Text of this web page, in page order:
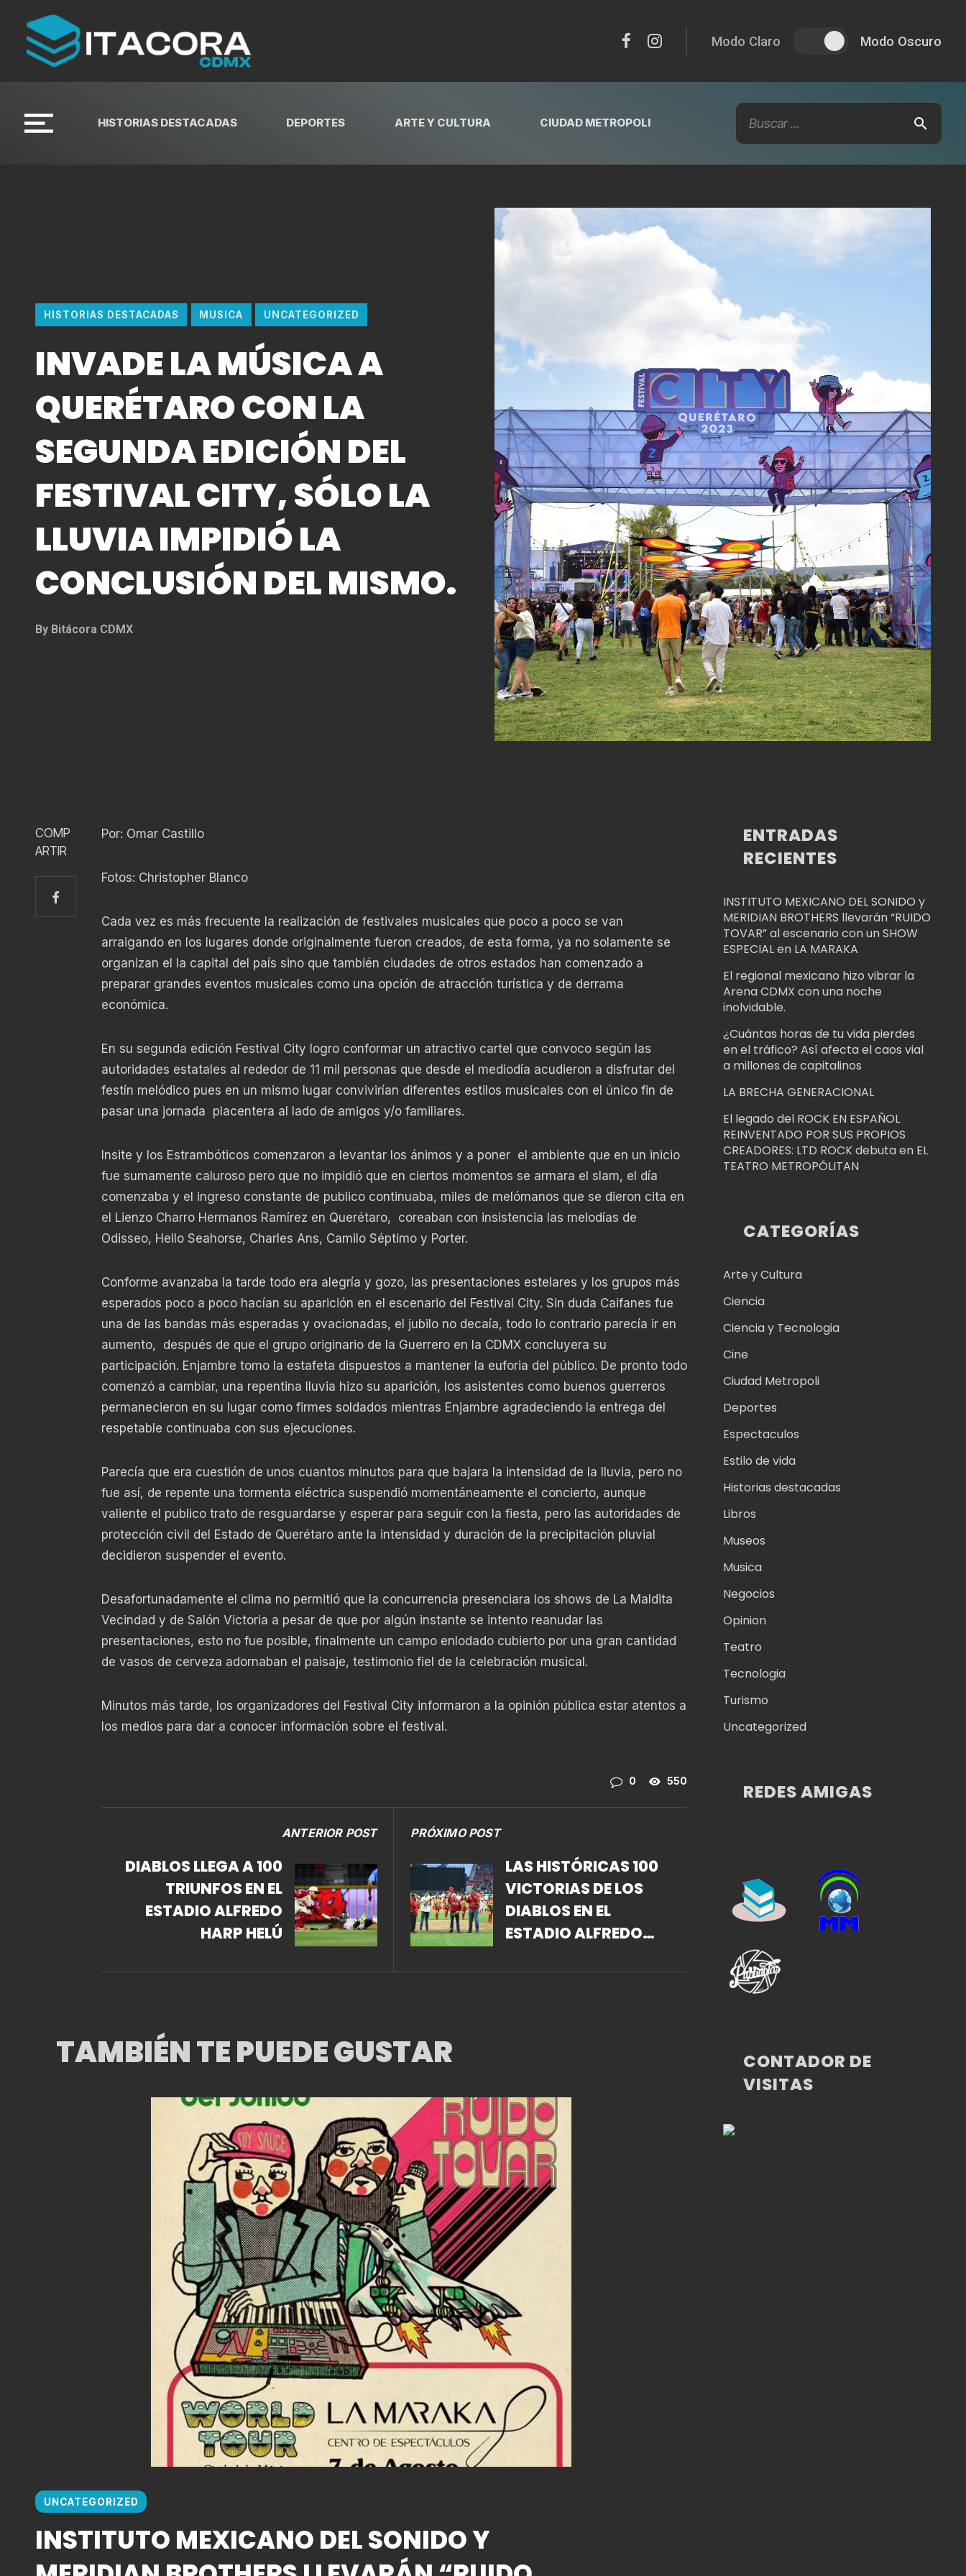
Modo Claro Modo Oscuro
HISTORIAS DESTACADAS DEPORTES ARTE Y CULTURA CIUDAD METROPOLI
HISTORIAS DESTACADAS MUSICA UNCATEGORIZED
INVADE LA MÚSICA A
QUERÉTARO CON LA
SEGUNDA EDICIÓN DEL
FESTIVAL CITY, SÓLO LA
LLUVIA IMPIDIÓ LA
CONCLUSIÓN DEL MISMO.
By Bitácora CDMX
COMP
ARTIR
Por: Omar Castillo
Fotos: Christopher Blanco
Cada vez es más frecuente la realización de festivales musicales que poco a poco se van
arraigando en los lugares donde originalmente fueron creados, de esta forma, ya no solamente se
organizan el la capital del país sino que también ciudades de otros estados han comenzado a
preparar grandes eventos musicales como una opción de atracción turística y de derrama
económica.
En su segunda edición Festival City logro conformar un atractivo cartel que convoco según las
autoridades estatales al rededor de 11 mil personas que desde el mediodía acudieron a disfrutar del
festín melódico pues en un mismo lugar convivirían diferentes estilos musicales con el único fin de
pasar una jornada placentera al lado de amigos y/o familiares.
Insite y los Estrambóticos comenzaron a levantar los ánimos y a poner el ambiente que en un inicio
fue sumamente caluroso pero que no impidió que en ciertos momentos se armara el slam, el día
comenzaba y el ingreso constante de publico continuaba, miles de melómanos que se dieron cita en
el Lienzo Charro Hermanos Ramírez en Querétaro, coreaban con insistencia las melodías de
Odisseo, Hello Seahorse, Charles Ans, Camilo Séptimo y Porter.
Conforme avanzaba la tarde todo era alegría y gozo, las presentaciones estelares y los grupos más
esperados poco a poco hacían su aparición en el escenario del Festival City. Sin duda Caifanes fue
una de las bandas más esperadas y ovacionadas, el jubilo no decaía, todo lo contrario parecía ir en
aumento, después de que el grupo originario de la Guerrero en la CDMX concluyera su
participación. Enjambre tomo la estafeta dispuestos a mantener la euforia del público. De pronto todo
comenzó a cambiar, una repentina lluvia hizo su aparición, los asistentes como buenos guerreros
permanecieron en su lugar como firmes soldados mientras Enjambre agradeciendo la entrega del
respetable continuaba con sus ejecuciones.
Parecía que era cuestión de unos cuantos minutos para que bajara la intensidad de la lluvia, pero no
fue así, de repente una tormenta eléctrica suspendió momentáneamente el concierto, aunque
valiente el publico trato de resguardarse y esperar para seguir con la fiesta, pero las autoridades de
protección civil del Estado de Querétaro ante la intensidad y duración de la precipitación pluvial
decidieron suspender el evento.
Desafortunadamente el clima no permitió que la concurrencia presenciara los shows de La Maldita
Vecindad y de Salón Victoria a pesar de que por algún instante se intento reanudar las
presentaciones, esto no fue posible, finalmente un campo enlodado cubierto por una gran cantidad
de vasos de cerveza adornaban el paisaje, testimonio fiel de la celebración musical.
Minutos más tarde, los organizadores del Festival City informaron a la opinión pública estar atentos a
los medios para dar a conocer información sobre el festival.
0 550
ANTERIOR POST
DIABLOS LLEGA A 100
TRIUNFOS EN EL
ESTADIO ALFREDO
HARP HELÚ
PRÓXIMO POST
LAS HISTÓRICAS 100
VICTORIAS DE LOS
DIABLOS EN EL
ESTADIO ALFREDO
TAMBIÉN TE PUEDE GUSTAR
UNCATEGORIZED
INSTITUTO MEXICANO DEL SONIDO Y
ENTRADAS
RECIENTES
INSTITUTO MEXICANO DEL SONIDO y
MERIDIAN BROTHERS llevarán “RUIDO
TOVAR” al escenario con un SHOW
ESPECIAL en LA MARAKA
El regional mexicano hizo vibrar la
Arena CDMX con una noche
inolvidable.
¿Cuántas horas de tu vida pierdes
en el tráfico? Así afecta el caos vial
a millones de capitalinos
LA BRECHA GENERACIONAL
El legado del ROCK EN ESPAÑOL
REINVENTADO POR SUS PROPIOS
CREADORES: LTD ROCK debuta en EL
TEATRO METROPÓLITAN
CATEGORÍAS
Arte y Cultura
Ciencia
Ciencia y Tecnologia
Cine
Ciudad Metropoli
Deportes
Espectaculos
Estilo de vida
Historias destacadas
Libros
Museos
Musica
Negocios
Opinion
Teatro
Tecnologia
Turismo
Uncategorized
REDES AMIGAS
CONTADOR DE
VISITAS